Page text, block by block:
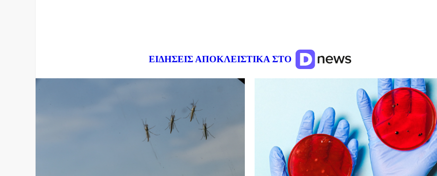
ΕΙΔΗΣΕΙΣ ΑΠΟΚΛΕΙΣΤΙΚΑ ΣΤΟ